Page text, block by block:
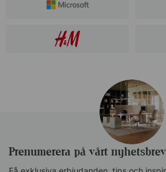
Prenumerera på vårt nyhetsbrev